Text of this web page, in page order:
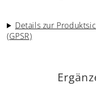
Details zur
(GPSR)